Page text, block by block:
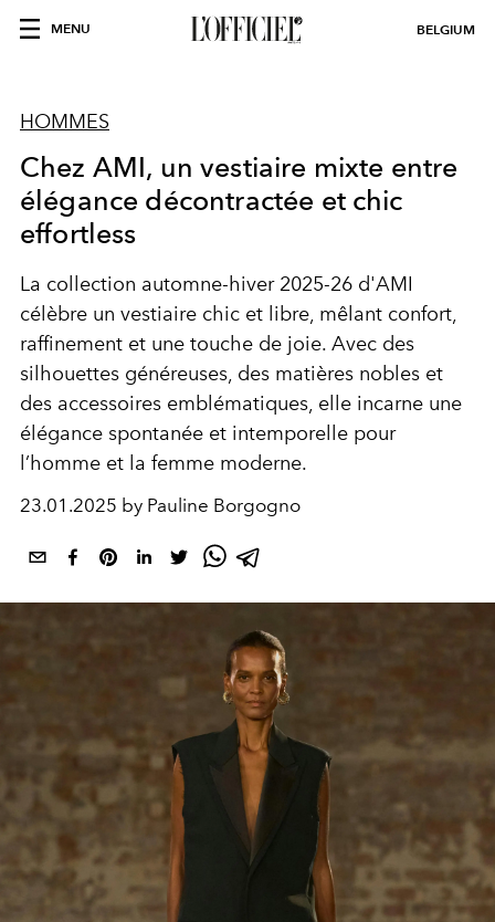
MENU BELGIUM
HOMMES
Chez AMI, un vestiaire mixte entre
élégance décontractée et chic
effortless
La collection automne-hiver 2025-26 d'AMI
célèbre un vestiaire chic et libre, mêlant confort,
raffinement et une touche de joie. Avec des
silhouettes généreuses, des matières nobles et
des accessoires emblématiques, elle incarne une
élégance spontanée et intemporelle pour
l’homme et la femme moderne.
23.01.2025 by Pauline Borgogno